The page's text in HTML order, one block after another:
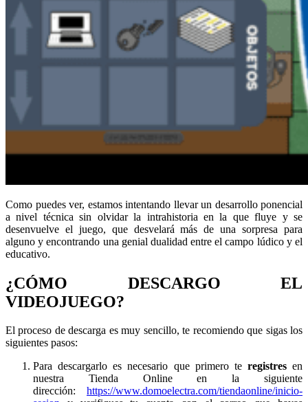
Como puedes ver, estamos intentando llevar un desarrollo ponencial
a nivel técnica sin olvidar la intrahistoria en la que fluye y se
desenvuelve el juego, que desvelará más de una sorpresa para
alguno y encontrando una genial dualidad entre el campo lúdico y el
educativo.
¿CÓMO DESCARGO EL
VIDEOJUEGO?
El proceso de descarga es muy sencillo, te recomiendo que sigas los
siguientes pasos:
Para descargarlo es necesario que primero te registresen
nuestra Tienda Online en la siguiente
dirección: https://www.domoelectra.com/tiendaonline/inicio-